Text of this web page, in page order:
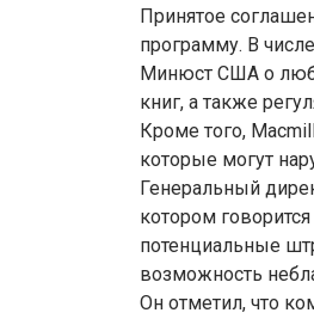
Принятое
программу. В
Минюст США о
книг, а также
Кроме того,
которые могут
Генеральный
котором
потенциальные
возможность
Он отметил, что